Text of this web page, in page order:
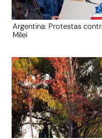
Argentina: Protestas
Milei